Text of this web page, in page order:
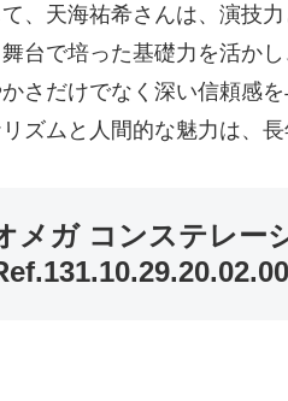
、天海祐希さんは、演技
台で培った基礎力を活か
さだけでなく深い信頼感
リズムと人間的な魅力は、
メガ コンステレー